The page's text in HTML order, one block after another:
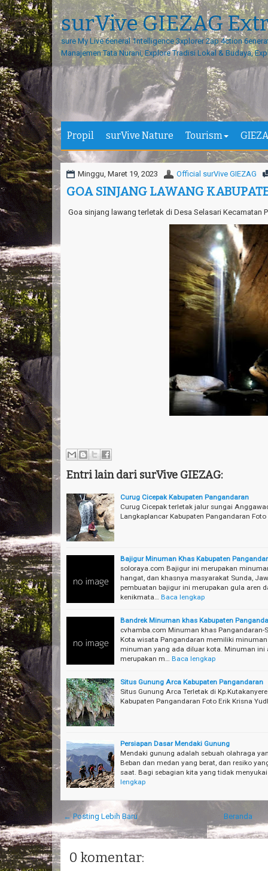
surVive GIEZAG
sure My Live 6eneral 1ntelligence 3xplorer 2ap 4ction
Manajemen Tata Nurani, Explore Tradisi Lokal & Budaya,
Propil surVive Nature Tourism
Minggu, Maret 19, 2023 Official surVive GIEZAG
GOA SINJANG LAWANG
Goa sinjang lawang terletak di Desa Selasari Kecamatan
Entri lain dari surVive GIEZAG:
Curug Cicepak Kabupaten Pangandaran
Curug Cicepak terletak jalur sungai
Langkaplancar Kabupaten Pangandaran Foto
Bajigur Minuman Khas Kabupaten
soloraya.com Bajigur ini merupakan
hangat, dan khasnya masyarakat Sunda,
pembuatan bajigur ini merupakan gula aren
kenikmata…
Baca lengkap
Bandrek Minuman khas Kabupaten
cvhamba.com Minuman khas Pangandaran-
Kota wisata Pangandaran memiliki
minuman yang ada diluar kota. Minuman ini
merupakan m…
Baca lengkap
Situs Gunung Arca Kabupaten Pangandaran
Situs Gunung Arca Terletak di
Kabupaten Pangandaran Foto Erik Krisna
Persiapan Dasar Mendaki Gunung
Mendaki gunung adalah sebuah olahraga
Beban dan medan yang berat, dan resiko
saat. Bagi sebagian kita yang tidak
lengkap
← Posting Lebih Baru Beranda
0 komentar: